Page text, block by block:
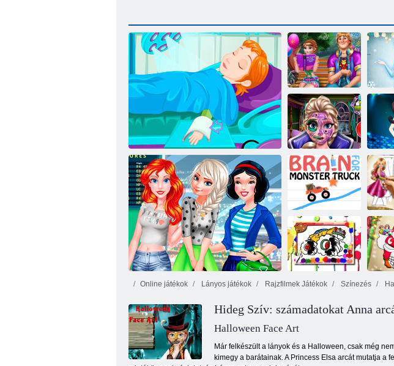
Hideg Szív: A műveletet a keze Anna
hercegnő
Ellie Szerelem
Trouble
Elsa Scary
Halloween
smink
Agy a Monster
Truck számára
Monster Truck
színező könyv
Online játékok Lányos játékok Rajzfilmek Játékok Színezés
Hideg Szív: számadatokat Anna
Halloween Face Art
Már felkészült a lányok és a Halloween, csak még
kimegy a barátainak. A Princess Elsa arcát mutatja a